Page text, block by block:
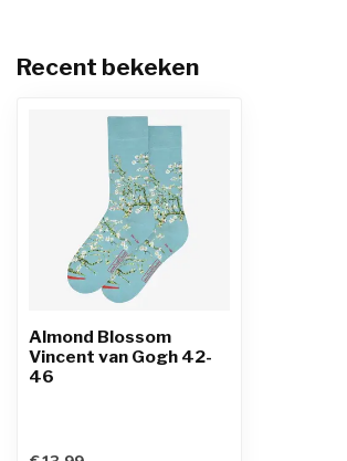
Recent bekeken
Almond Blossom
Vincent van Gogh 42-
46